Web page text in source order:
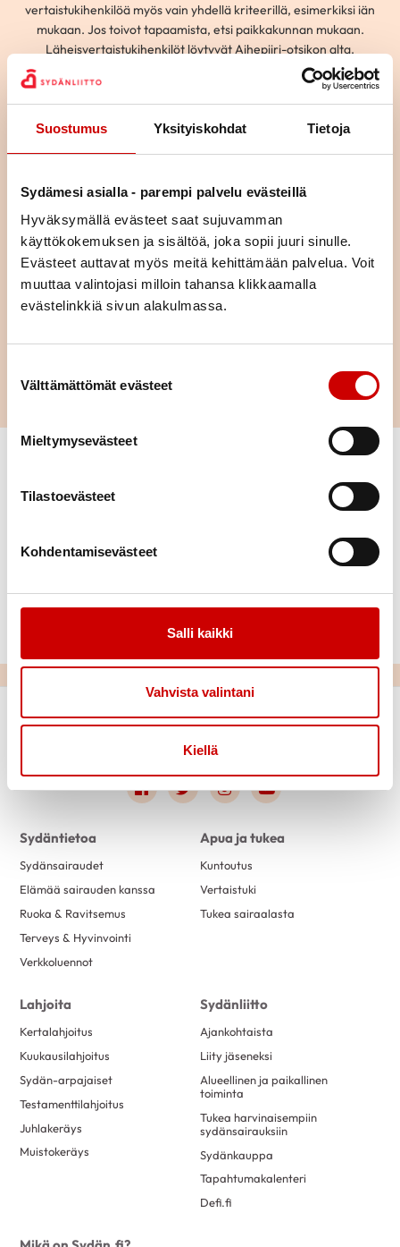
Suostumus Yksityiskohdat Tietoja
Sydämesi asialla - parempi palvelu evästeillä
Hyväksymällä evästeet saat sujuvamman
käyttökokemuksen ja sisältöä, joka sopii juuri sinulle.
Evästeet auttavat myös meitä kehittämään palvelua. Voit
muuttaa valintojasi milloin tahansa klikkaamalla
evästelinkkiä sivun alakulmassa.
Välttämättömät evästeet
Mieltymysevästeet
Tilastoevästeet
Kohdentamisevästeet
Salli kaikki
Vahvista valintani
Kiellä
vertaistukihenkilöä myös vain yhdellä kriteerillä, esimerkiksi iän
mukaan. Jos toivot tapaamista, etsi paikkakunnan mukaan.
Läheisvertaistukihenkilöt löytyvät Aihepiiri-otsikon alta.
Klikkaamalla henkilöruutua avautuu lisätietoja
voit olla myös suoraan yhteydessä puhelimitse tai sähköpostitse,
löydät silloin yhteystiedot tekstistä.
Kerro meilletäällä
jälkeenpäin kohtaamisen merkityksestä
Otathan rohkeasti yhteyttä!
Kielitaito
Poista valinnat
Link to facebook
Link to twitter
Link to instagram
Link to youtube
Sydäntietoa
Sydänsairaudet
Elämää sairauden kanssa
Ruoka & Ravitsemus
Terveys & Hyvinvointi
Verkkoluennot
Apua ja tukea
Kuntoutus
Vertaistuki
Tukea sairaalasta
Lahjoita
Kertalahjoitus
Kuukausilahjoitus
Sydän-arpajaiset
Testamenttilahjoitus
Juhlakeräys
Muistokeräys
Sydänliitto
Ajankohtaista
Liity jäseneksi
Alueellinen ja paikallinen
toiminta
Tukea harvinaisempiin
sydänsairauksiin
Sydänkauppa
Tapahtumakalenteri
Defi.fi